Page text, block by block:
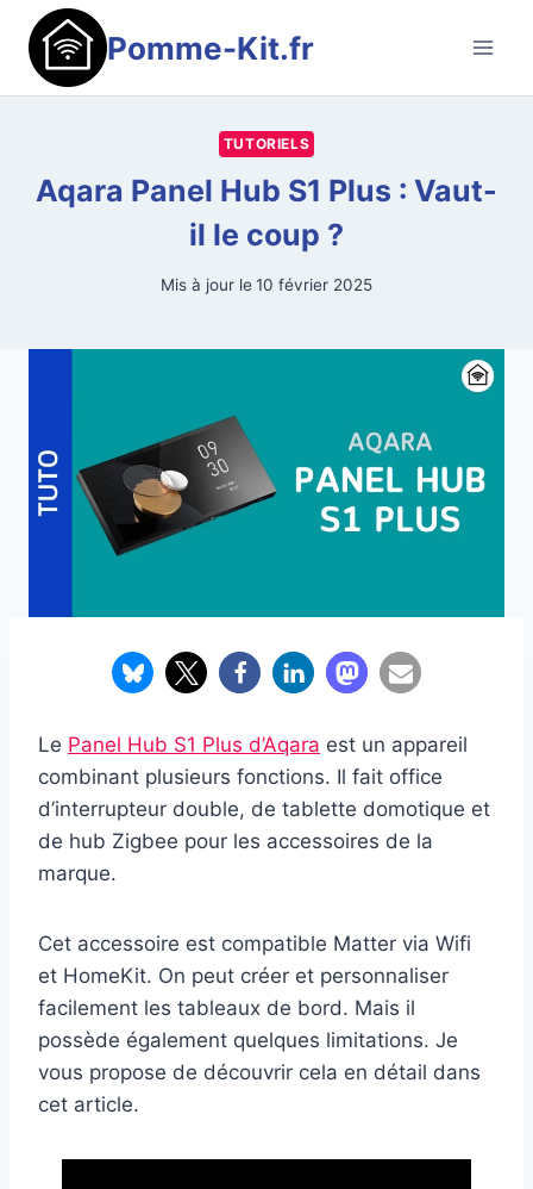
Aller
contenu
Pomme-Kit.fr
TUTORIELS
Aqara Panel Hub S1 Plus : Vaut-
il le coup ?
Mis à jour le10 février 2025
Le Panel Hub S1 Plus d’Aqara est un appareil
combinant plusieurs fonctions. Il fait office
d’interrupteur double, de tablette domotique et
de hub Zigbee pour les accessoires de la
marque.
Cet accessoire est compatible Matter via Wifi
et HomeKit. On peut créer et personnaliser
facilement les tableaux de bord. Mais il
possède également quelques limitations. Je
vous propose de découvrir cela en détail dans
cet article.